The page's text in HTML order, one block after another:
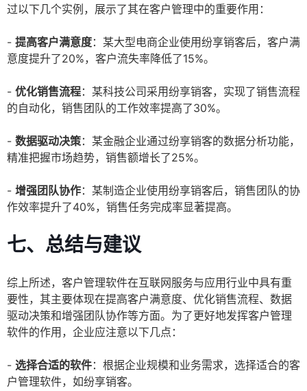
过以下几个实例，展示了其在客户管理中的重要作用：
- 提高客户满意度：某大型电商企业使用纷享销客后，客户满
意度提升了20%，客户流失率降低了15%。
- 优化销售流程：某科技公司采用纷享销客，实现了销售流程
的自动化，销售团队的工作效率提高了30%。
- 数据驱动决策：某金融企业通过纷享销客的数据分析功能，
精准把握市场趋势，销售额增长了25%。
- 增强团队协作：某制造企业使用纷享销客后，销售团队的协
作效率提升了40%，销售任务完成率显著提高。
七、总结与建议
综上所述，客户管理软件在互联网服务与应用行业中具有重
要性，其主要体现在提高客户满意度、优化销售流程、数据
驱动决策和增强团队协作等方面。为了更好地发挥客户管理
软件的作用，企业应注意以下几点：
- 选择合适的软件：根据企业规模和业务需求，选择适合的客
户管理软件，如纷享销客。